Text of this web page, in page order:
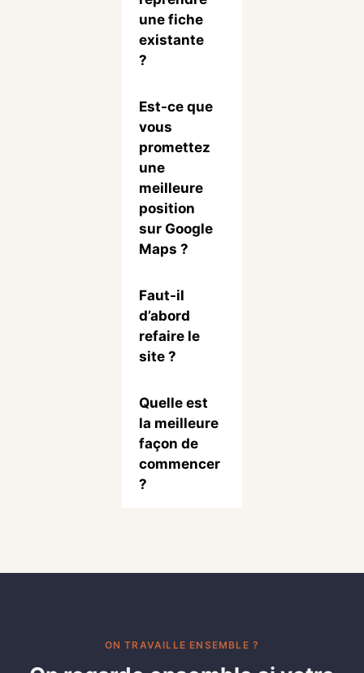
une fiche
existante
?
Est-ce que
vous
promettez
une
meilleure
position
sur Google
Maps ?
Faut-il
d’abord
refaire le
site ?
Quelle est
la meilleure
façon de
commencer
?
ON TRAVAILLE ENSEMBLE ?